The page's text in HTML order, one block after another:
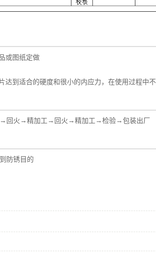
或图纸定做
到适合的硬度和很小的内应力，在使用过程中
火→精加工→回火→精加工→检验→包装出厂
防锈目的